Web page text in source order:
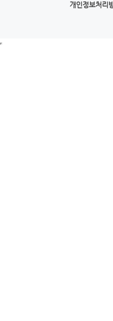
개인정보처리